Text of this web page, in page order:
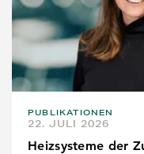
PUBLIKATIONEN
22. JULI 2026
Heizsysteme der